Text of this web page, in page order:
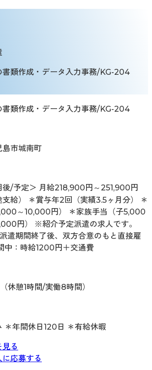
書類作成・データ入力事務/KG-204
書類作成・データ入力事務/KG-204
島市城南町
後/予定＞ 月給218,900円～251,900円
支給） ＊賞与年2回（実績3.5ヶ月分） ＊
～10,000円） ＊家族手当（子5,000
円） ※紹介予定派遣の求人です。
遣期間終了後、双方合意のもと直接雇
：時給1200円＋交通費
休憩1時間/実働8時間）
＊年間休日120日 ＊有給休暇
る
応募する